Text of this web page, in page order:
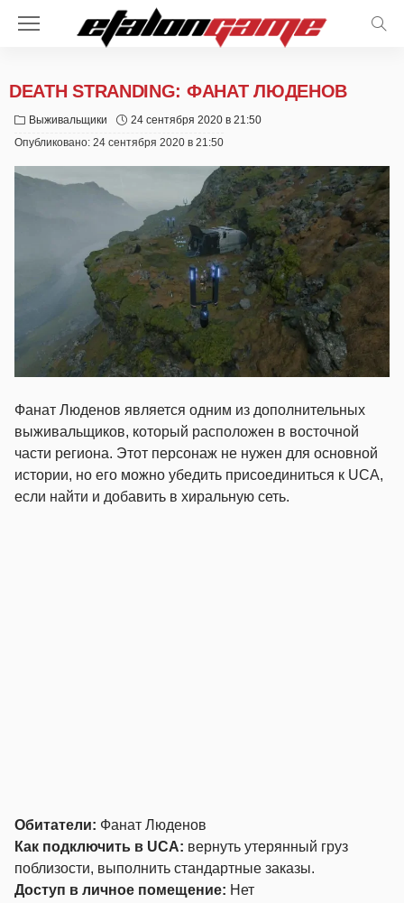
DEATH STRANDING: ФАНАТ ЛЮДЕНОВ
Выживальщики
24 сентября 2020 в 21:50
Опубликовано: 24 сентября 2020 в 21:50
Фанат Люденов является одним из дополнительных
выживальщиков, который расположен в восточной
части региона. Этот персонаж не нужен для основной
истории, но его можно убедить присоединиться к UCA,
если найти и добавить в хиральную сеть.
Обитатели: Фанат Люденов
Как подключить в UCA: вернуть утерянный груз
поблизости, выполнить стандартные заказы.
Доступ в личное помещение: Нет